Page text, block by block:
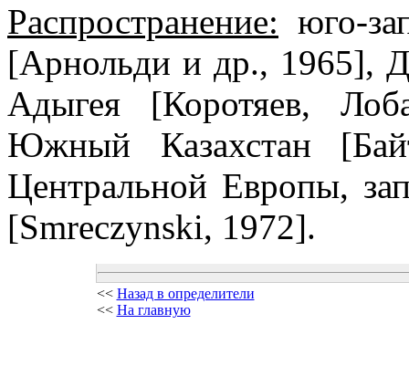
Распространение: юго-
[Арнольди и др., 1965],
Адыгея [Коротяев,
Южный Казахстан
Центральной Европы,
[Smreczynski, 1972].
<< Назад в определители
<< На главную